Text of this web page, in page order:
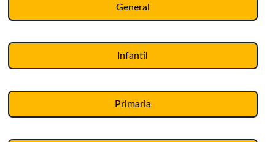
General
Infantil
Primaria